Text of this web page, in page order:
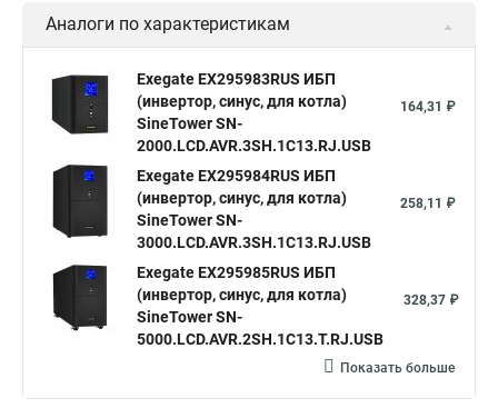
Аналоги по характеристикам
Exegate EX295983RUS ИБП
(инвертор, синус, для котла)
SineTower SN-
2000.LCD.AVR.3SH.1C13.RJ.USB
164,31 ₽
Exegate EX295984RUS ИБП
(инвертор, синус, для котла)
SineTower SN-
3000.LCD.AVR.3SH.1C13.RJ.USB
258,11 ₽
Exegate EX295985RUS ИБП
(инвертор, синус, для котла)
SineTower SN-
5000.LCD.AVR.2SH.1C13.T.RJ.USB
328,37 ₽
Показать больше